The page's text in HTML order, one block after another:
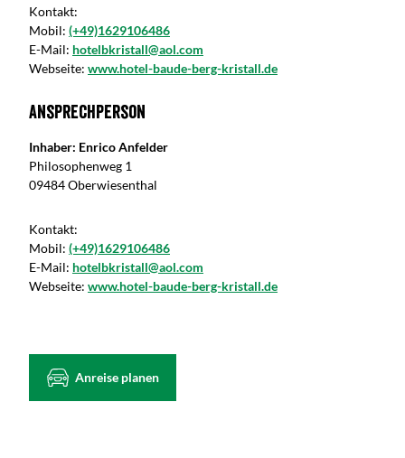
Kontakt:
Mobil: (+49)1629106486
E-Mail: hotelbkristall@aol.com
Webseite: www.hotel-baude-berg-kristall.de
Ansprechperson
Inhaber: Enrico Anfelder
Philosophenweg 1
09484 Oberwiesenthal
Kontakt:
Mobil: (+49)1629106486
E-Mail: hotelbkristall@aol.com
Webseite: www.hotel-baude-berg-kristall.de
Anreise planen